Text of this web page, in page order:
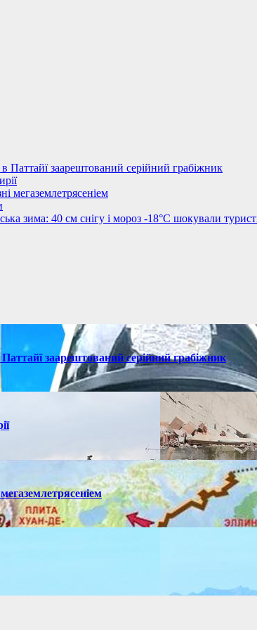
Паттайї заарештований серійний грабіжник
мегаземлетрясеніем
зима: 40 см снігу і мороз -18°C шокували
заарештований серійний грабіжник